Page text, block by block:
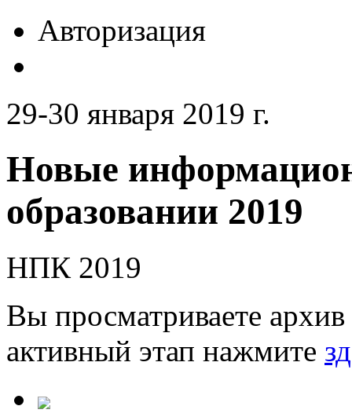
Авторизация
29-30 января 2019 г.
Новые
образовании 2019
НПК 2019
Вы просматриваете
активный этап нажмите